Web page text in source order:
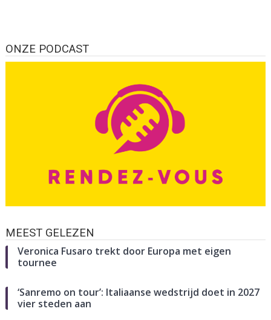
ONZE PODCAST
MEEST GELEZEN
Veronica Fusaro trekt door Europa met eigen
tournee
‘Sanremo on tour’: Italiaanse wedstrijd doet in 2027
vier steden aan